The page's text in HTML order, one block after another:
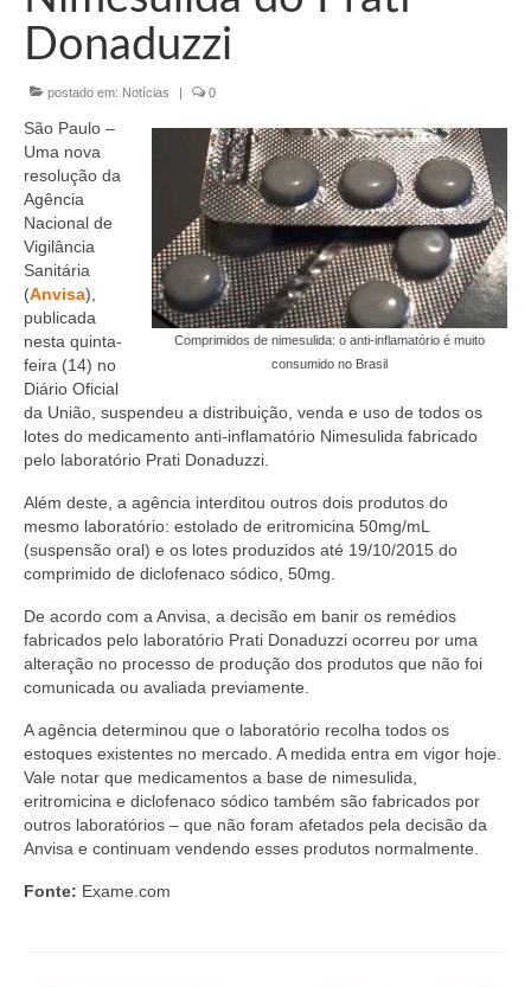
Conselheiros e Diretoria
Câmaras Técnicas
Carta de Serviços ao Cidadão
Transparência e Prestação de Contas
Eleições
Eleições Triênio 2027-2029
Eleições Anteriores
Editais e licitação
Eleições
Fiscalização
Responsabilidade Técnica
Legislações
Decisões
Portarias
Donaduzzi
postado em: Notícias | 0
Comprimidos de nimesulida: o anti-inflamatório é muito
consumido no Brasil
São Paulo –
Uma nova
resolução da
Agência
Nacional de
Vigilância
Sanitária
(Anvisa),
publicada
nesta quinta-
feira (14) no
Diário Oficial
da União, suspendeu a distribuição, venda e uso de todos os
lotes do medicamento anti-inflamatório Nimesulida fabricado
pelo laboratório Prati Donaduzzi.
Além deste, a agência interditou outros dois produtos do
mesmo laboratório: estolado de eritromicina 50mg/mL
(suspensão oral) e os lotes produzidos até 19/10/2015 do
comprimido de diclofenaco sódico, 50mg.
De acordo com a Anvisa, a decisão em banir os remédios
fabricados pelo laboratório Prati Donaduzzi ocorreu por uma
alteração no processo de produção dos produtos que não foi
comunicada ou avaliada previamente.
A agência determinou que o laboratório recolha todos os
estoques existentes no mercado. A medida entra em vigor hoje.
Vale notar que medicamentos a base de nimesulida,
eritromicina e diclofenaco sódico também são fabricados por
outros laboratórios – que não foram afetados pela decisão da
Anvisa e continuam vendendo esses produtos normalmente.
Fonte: Exame.com